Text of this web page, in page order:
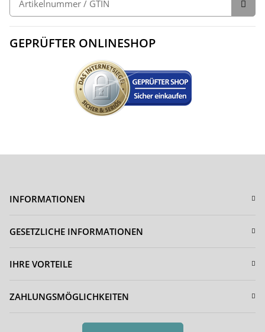
GEPRÜFTER ONLINESHOP
INFORMATIONEN
GESETZLICHE INFORMATIONEN
IHRE VORTEILE
ZAHLUNGSMÖGLICHKEITEN